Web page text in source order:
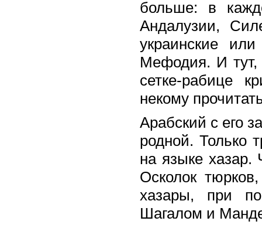
больше: в
Андалузии,
украинские
Мефодия. И тут,
сетке-рабице
некому
Арабский с его
родной. Только
на языке хазар.
Осколок
хазары, при
Шагалом и